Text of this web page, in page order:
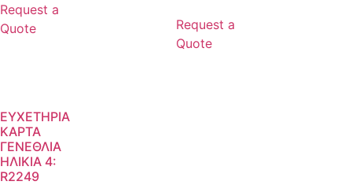
Request a
Quote
Request a
Quote
ΕΥΧΕΤΗΡΙΑ
ΚΑΡΤΑ
ΓΕΝΕΘΛΙΑ
ΗΛΙΚΙΑ 4:
R2249